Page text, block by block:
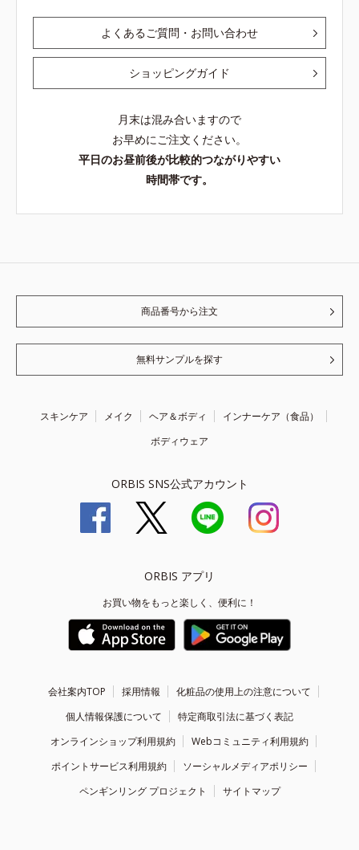
よくあるご質問・お問い合わせ
ショッピングガイド
月末は混み合いますので
お早めにご注文ください。
平日のお昼前後が比較的つながりやすい
時間帯です。
商品番号から注文
無料サンプルを探す
スキンケア メイク ヘア＆ボディ
インナーケア（食品）
ボディウェア
ORBIS SNS公式アカウント
ORBIS アプリ
お買い物をもっと楽しく、便利に！
会社案内TOP 採用情報
化粧品の使用上の注意について
個人情報保護について
特定商取引法に基づく表記
オンラインショップ利用規約
Webコミュニティ利用規約
ポイントサービス利用規約
ソーシャルメディアポリシー
ペンギンリング プロジェクト
サイトマップ